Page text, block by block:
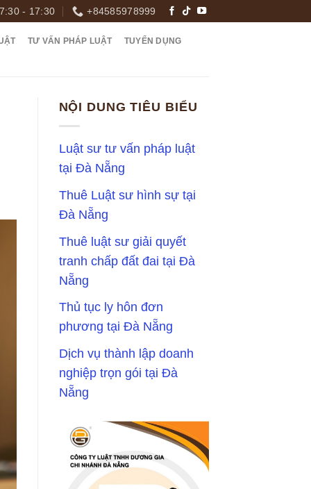
- 17:30 +84585978999
TƯ VẤN PHÁP LUẬT TUYỂN DỤNG
NỘI DUNG TIÊU BIỂU
Luật sư tư vấn pháp luật
tại Đà Nẵng
Thuê Luật sư hình sự tại
Đà Nẵng
Thuê luật sư giải quyết
tranh chấp đất đai tại Đà
Nẵng
Thủ tục ly hôn đơn
phương tại Đà Nẵng
Dịch vụ thành lập doanh
nghiệp trọn gói tại Đà
Nẵng